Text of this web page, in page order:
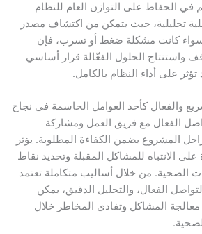
في الحفاظ على التوازن العام للنظام
تحليلية، حيث يتمكن من اكتشاف مصدر
كانت مشكلة ضغط أو تسرب، فإن
واستنتاج الحلول الفعّالة قرار أساسي
على أداء النظام بالكامل.
والفعال كأحد العوامل الحاسمة في نجاح
الفعال مع فريق العمل ومشاركة
المشروع يضمن الكفاءة المطلوبة. يؤثر
الانتباه للمشاكل المقبلة وتحديد نقاط
الصحية. من خلال أساليب متكاملة تعتمد
الفعال، والتحليل الدقيق، يمكن
المشاكل وتفادي المخاطر خلال